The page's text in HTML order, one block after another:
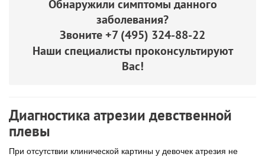
Обнаружили симптомы данного
заболевания?
Звоните+7 (495) 324-88-22
Наши специалисты проконсультируют
Вас!
Диагностика атрезии девственной
плевы
При отсутствии клинической картины у девочек атрезия не